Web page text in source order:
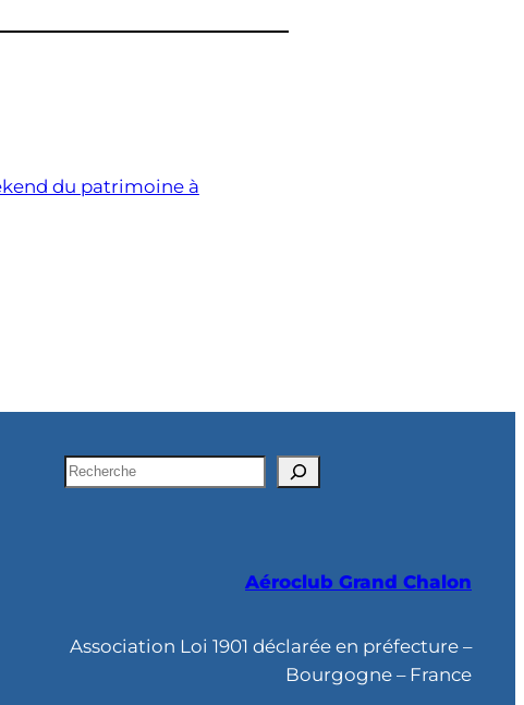
du patrimoine à
R
Aéroclub Grand Chalon
Association Loi 1901 déclarée en préfecture –
Bourgogne – France